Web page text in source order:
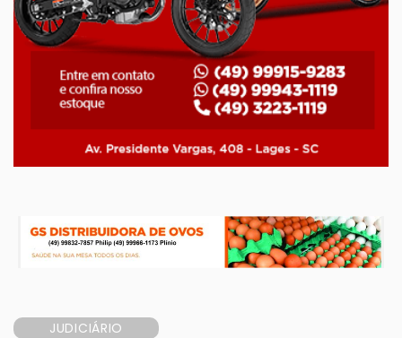
JUDICIÁRIO